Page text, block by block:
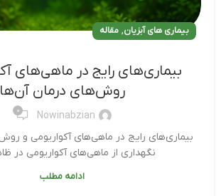
بیماری های آبزیان, مقاله
بیماری‌های رایج در ماهی‌های
روش‌های درمان آن‌ها
Nowinabzian
0
بیماری‌های رایج در ماهی‌های آکواریومی و
نگهداری از ماهی‌های آکواریومی در
ادامه مطلب